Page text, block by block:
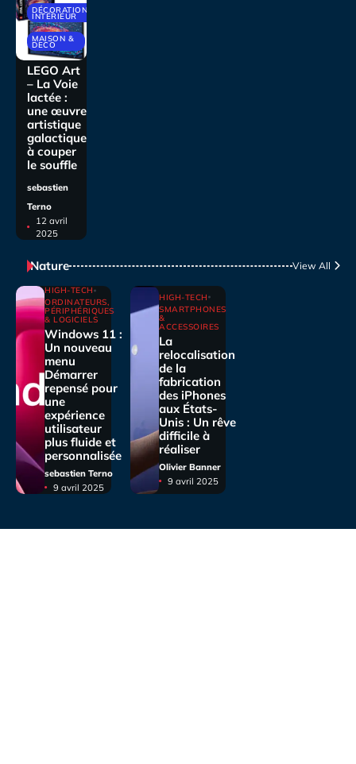
DÉCORATIONS
INTÉRIEUR
MAISON &
DECO
LEGO Art
– La Voie
lactée :
une œuvre
artistique
galactique
à couper
le souffle
sebastien
Terno
12 avril
2025
Nature View All
HIGH-TECH
ORDINATEURS,
PÉRIPHÉRIQUES
& LOGICIELS
Windows 11 :
Un nouveau
menu
Démarrer
repensé pour
une
expérience
utilisateur
plus fluide et
personnalisée
sebastien Terno
9 avril 2025
HIGH-TECH
SMARTPHONES
&
ACCESSOIRES
La
relocalisation
de la
fabrication
des iPhones
aux États-
Unis : Un rêve
difficile à
réaliser
Olivier Banner
9 avril 2025